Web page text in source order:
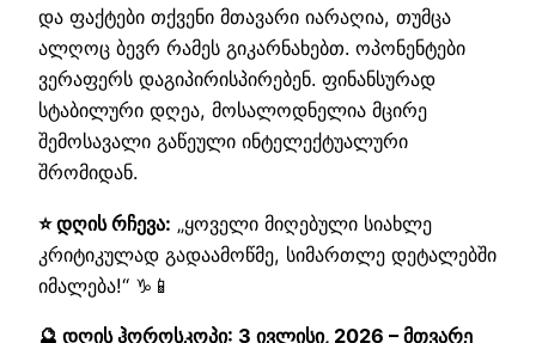
და ფაქტები თქვენი მთავარი იარაღია, თუმცა
ალღოც ბევრ რამეს გიკარნახებთ. ოპონენტები
ვერაფერს დაგიპირისპირებენ. ფინანსურად
სტაბილური დღეა, მოსალოდნელია მცირე
შემოსავალი გაწეული ინტელექტუალური
შრომიდან.
⭐ დღის რჩევა: „ყოველი მიღებული სიახლე
კრიტიკულად გადაამოწმე, სიმართლე დეტალებში
იმალება!“ ♑📱
🔮 დღის ჰოროსკოპი: 3 ივლისი, 2026 – მთვარე